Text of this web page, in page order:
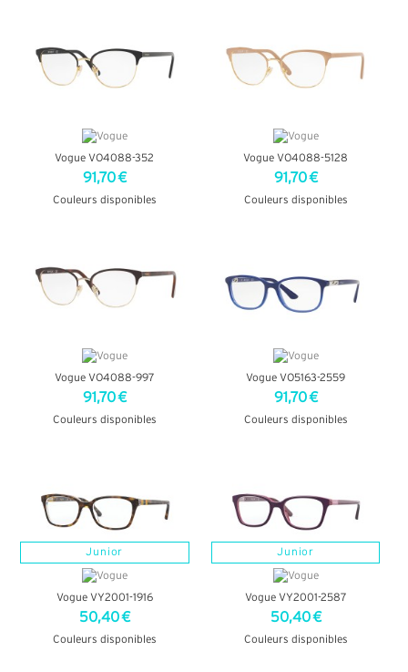
Vogue VO4088-352
91,70 €
Couleurs disponibles
Vogue VO4088-5128
91,70 €
Couleurs disponibles
Vogue VO4088-997
91,70 €
Couleurs disponibles
Vogue VO5163-2559
91,70 €
Couleurs disponibles
Junior
Vogue VY2001-1916
50,40 €
Couleurs disponibles
Junior
Vogue VY2001-2587
50,40 €
Couleurs disponibles